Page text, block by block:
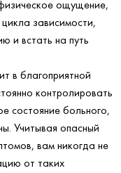
ощущение,
зависимости,
и встать на путь
в благоприятной
контролировать
состояние больного,
Учитывая опасный
вам никогда не
от таких